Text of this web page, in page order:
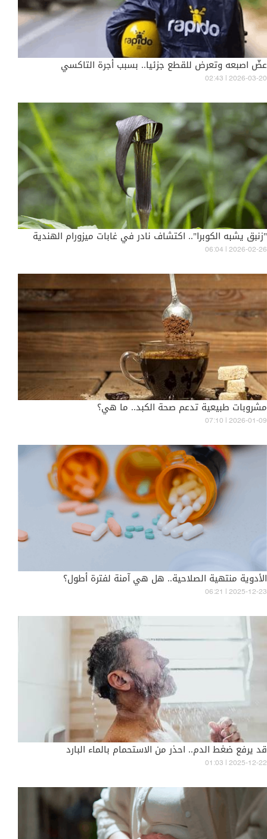
عضّ اصبعه وتعرض للقطع جزئيا.. بسبب أجرة التاكسي
02:43 | 2026-03-20
"زنبق يشبه الكوبرا".. اكتشاف نادر في غابات ميزورام الهندية
06:04 | 2026-02-26
مشروبات طبيعية تدعم صحة الكبد.. ما هي؟
07:10 | 2026-01-09
الأدوية منتهية الصلاحية.. هل هي آمنة لفترة أطول؟
06:21 | 2025-12-23
قد يرفع ضغط الدم.. احذر من الاستحمام بالماء البارد
01:03 | 2025-12-22